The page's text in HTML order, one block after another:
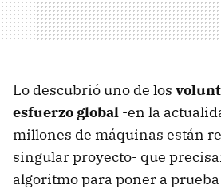
Lo descubrió uno de los
esfuerzo global -en la
millones de máquinas están
singular proyecto- que
algoritmo para poner a